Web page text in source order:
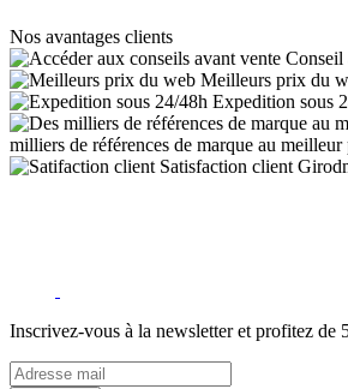
Nos avantages clients
Conseil
Meilleurs prix du
Expedition sous
milliers de références de marque au meilleur
Satisfaction client
Inscrivez-vous à la newsletter et profitez de